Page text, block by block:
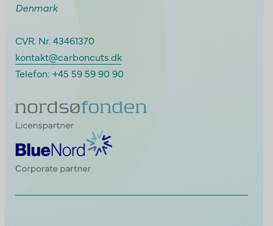
Denmark
CVR. Nr. 43461370
kontakt@carboncuts.dk
Telefon: +45 59 59 90 90